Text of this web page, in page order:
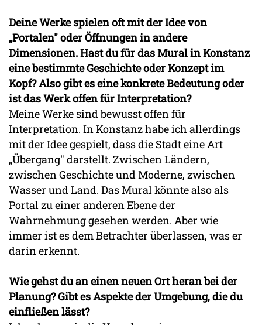
Deine Werke spielen oft mit der Idee von
„Portalen" oder Öffnungen in andere
Dimensionen. Hast du für das Mural in Konstanz
eine bestimmte Geschichte oder Konzept im
Kopf? Also gibt es eine konkrete Bedeutung oder
ist das Werk offen für Interpretation?
Meine Werke sind bewusst offen für
Interpretation. In Konstanz habe ich allerdings
mit der Idee gespielt, dass die Stadt eine Art
„Übergang" darstellt. Zwischen Ländern,
zwischen Geschichte und Moderne, zwischen
Wasser und Land. Das Mural könnte also als
Portal zu einer anderen Ebene der
Wahrnehmung gesehen werden. Aber wie
immer ist es dem Betrachter überlassen, was er
darin erkennt.
Wie gehst du an einen neuen Ort heran bei der
Planung? Gibt es Aspekte der Umgebung, die du
einfließen lässt?